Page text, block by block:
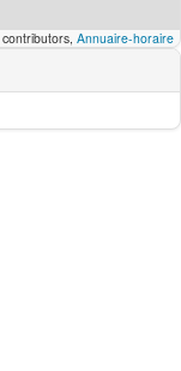
contributors, Annuaire-horaire